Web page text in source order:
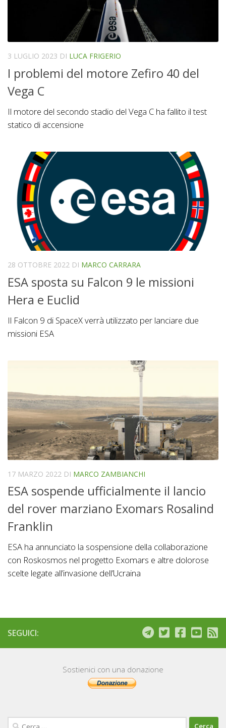
3 LUGLIO 2023 DI LUCA FRIGERIO
I problemi del motore Zefiro 40 del
Vega C
Il motore del secondo stadio del Vega C ha fallito il test
statico di accensione
28 OTTOBRE 2022 DI MARCO CARRARA
ESA sposta su Falcon 9 le missioni
Hera e Euclid
Il Falcon 9 di SpaceX verrà utilizzato per lanciare due
missioni ESA
17 MARZO 2022 DI MARCO ZAMBIANCHI
ESA sospende ufficialmente il lancio
del rover marziano Exomars Rosalind
Franklin
ESA ha annunciato la sospensione della collaborazione
con Roskosmos nel progetto Exomars e altre dolorose
scelte legate all’invasione dell’Ucraina
SEGUICI:
Sostienici con una donazione
Ricerca